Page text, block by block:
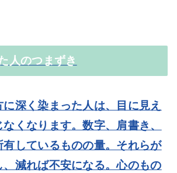
人のつまずき
深く染まった人は、目に見え
くなります。数字、肩書き、
しているものの量。それらが
減れば不安になる。心のもの